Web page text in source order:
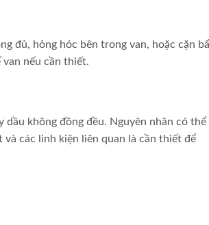
đủ, hỏng hóc bên trong van, hoặc cặn
van nếu cần thiết.
không đồng đều. Nguyên nhân có thể
và các linh kiện liên quan là cần thiết để